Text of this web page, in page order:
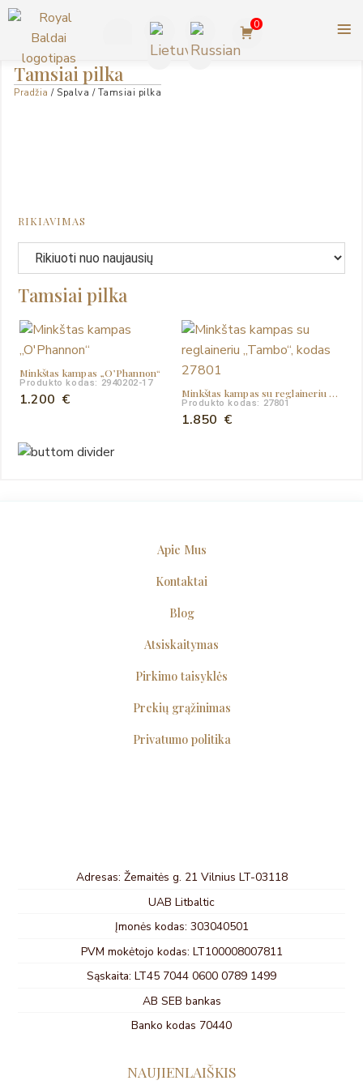
Pereiti
turinio
ROYAL BALDAI |
AMERIKIETIŠKI ASHLEY
+370
623
0
Tamsiai pilka
Pradžia / Spalva / Tamsiai pilka
RIKIAVIMAS
Tamsiai pilka
Minkštas kampas „O’Phannon“
Produkto kodas: 2940202-17
1.200 € Minkštas kampas su reglaineriu „Tambo“
Produkto kodas: 27801
1.850 €
Apie Mus
Kontaktai
Blog
Atsiskaitymas
Pirkimo taisyklės
Prekių grąžinimas
Privatumo politika
Adresas: Žemaitės g. 21 Vilnius LT-03118
UAB Litbaltic
Įmonės kodas: 303040501
PVM mokėtojo kodas: LT100008007811
Sąskaita: LT45 7044 0600 0789 1499
AB SEB bankas
Banko kodas 70440
NAUJIENLAIŠKIS